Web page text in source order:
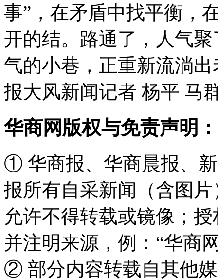
事”，在矛盾中找平衡，
开的结。路通了，人气
气的小巷，正重新流淌
报大风新闻记者 杨平 马
华商网版权与免责声明：
① 华商报、华商晨报、
报所有自采新闻（含图
允许不得转载或镜像；
并注明来源，例：“华商
② 部分内容转载自其他